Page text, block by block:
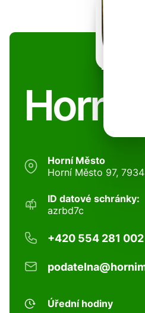
Horní
Horní Město
Horní Město 97,
ID datové schránky:
azrbd7c
+420 554 281 002
Úřední hodiny